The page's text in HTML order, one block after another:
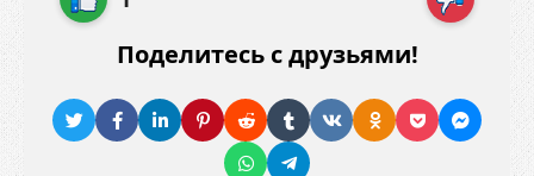
Поделитесь с друзьями!